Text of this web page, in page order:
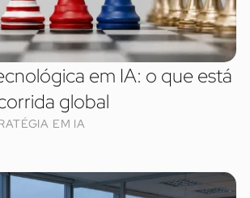
em IA: o que está
global
EM IA